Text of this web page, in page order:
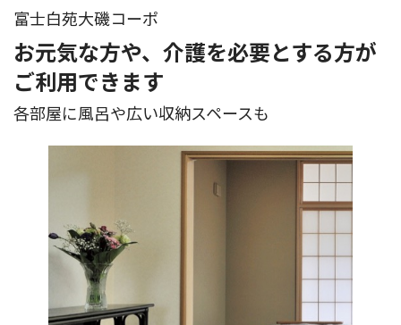
富士白苑大磯コーポ
お元気な方や、介護を必要とする方が
ご利用できます
各部屋に風呂や広い収納スペースも